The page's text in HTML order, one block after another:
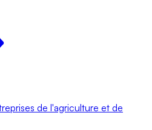
de l'agriculture et de